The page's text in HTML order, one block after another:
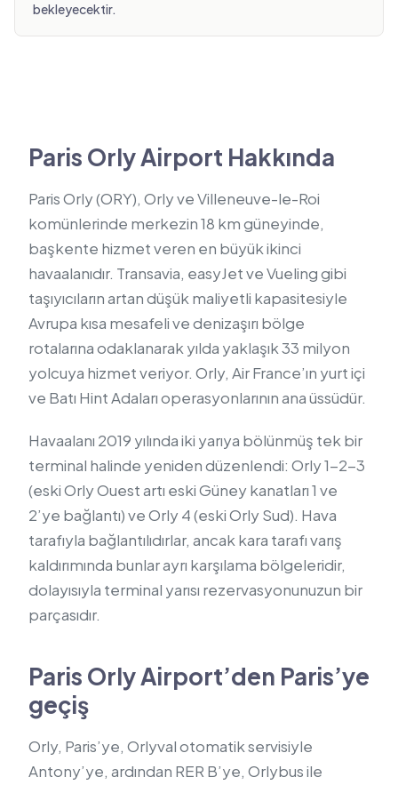
bekleyecektir.
Paris Orly Airport Hakkında
Paris Orly (ORY), Orly ve Villeneuve-le-Roi
komünlerinde merkezin 18 km güneyinde,
başkente hizmet veren en büyük ikinci
havaalanıdır. Transavia, easyJet ve Vueling gibi
taşıyıcıların artan düşük maliyetli kapasitesiyle
Avrupa kısa mesafeli ve denizaşırı bölge
rotalarına odaklanarak yılda yaklaşık 33 milyon
yolcuya hizmet veriyor. Orly, Air France’ın yurt içi
ve Batı Hint Adaları operasyonlarının ana üssüdür.
Havaalanı 2019 yılında iki yarıya bölünmüş tek bir
terminal halinde yeniden düzenlendi: Orly 1-2-3
(eski Orly Ouest artı eski Güney kanatları 1 ve
2’ye bağlantı) ve Orly 4 (eski Orly Sud). Hava
tarafıyla bağlantılıdırlar, ancak kara tarafı varış
kaldırımında bunlar ayrı karşılama bölgeleridir,
dolayısıyla terminal yarısı rezervasyonunuzun bir
parçasıdır.
Paris Orly Airport’den Paris’ye
geçiş
Orly, Paris’ye, Orlyval otomatik servisiyle
Antony’ye, ardından RER B’ye, Orlybus ile